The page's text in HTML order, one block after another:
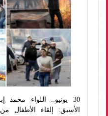
30 يونيو.. اللواء
الأسبق: إلقاء الأطفال